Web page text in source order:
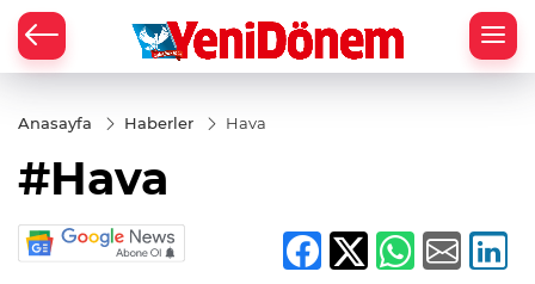
Anasayfa Haberler Hava
#Hava